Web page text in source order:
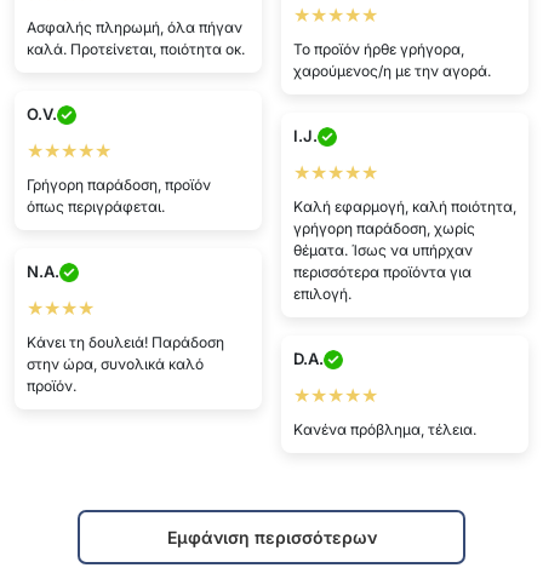
Πολύ ικανοποιημένος/η, ήρθε
γρήγορα.
Εξαιρετική υποστήριξη πελατών
:DD Το προϊόν ήρθε όπως είχε
υποσχεθεί.
D.U.
★★★★
Ασφαλής πληρωμή, όλα πήγαν
καλά. Προτείνεται, ποιότητα οκ.
I.P.
★★★★★
Το προϊόν ήρθε γρήγορα,
χαρούμενος/η με την αγορά.
O.V.
★★★★★
Γρήγορη παράδοση, προϊόν
όπως περιγράφεται.
I.J.
Καλή εφαρμογή, καλή ποιότητα,
θέματα. Ίσως να υπήρχαν
περισσότερα προϊόντα για
στην ώρα, συνολικά καλό
D.A.
★★★★★